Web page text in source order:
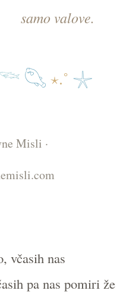
samo valove.
𓆝 𓆡 ⋆.˚ 𓇼
Misli ·
včasih nas
pa nas pomiri že